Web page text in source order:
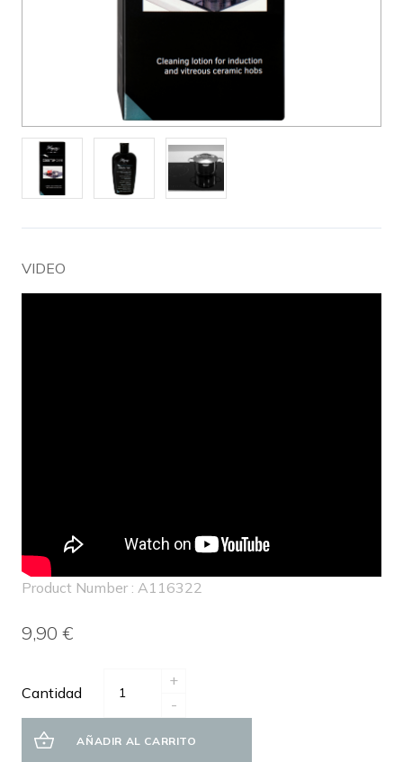
VIDEO
Product Number : A116322
9,90 €
Cantidad
+
-
AÑADIR AL CARRITO